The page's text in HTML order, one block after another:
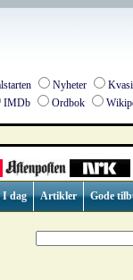
Nyheter
IMDb Ordbok
I dag Artikler
Gode